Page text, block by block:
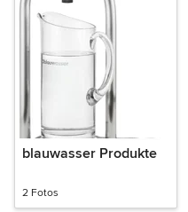
blauwasser Produkte
2 Fotos